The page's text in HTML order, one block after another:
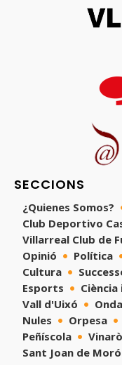
SECCIONS
¿Quienes Somos?
Club Deportivo
Villarreal Club de
Opinió
Política
Cultura
Esports
Vall d'Uixó
Onda
Nules
Orpesa
Peñíscola
Sant Joan de Moró